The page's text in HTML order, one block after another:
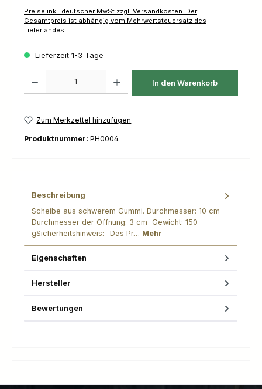
Preise inkl. deutscher MwSt zzgl. Versandkosten. Der
Gesamtpreis ist abhängig vom Mehrwertsteuersatz des
Lieferlandes.
Lieferzeit 1-3 Tage
In den Warenkorb
Zum Merkzettel hinzufügen
Produktnummer: PH0004
Beschreibung
Scheibe aus schwerem Gummi. Durchmesser: 10 cm
Durchmesser der Öffnung: 3 cm Gewicht: 150
gSicherheitshinweis:- Das Pr… Mehr
Eigenschaften
Hersteller
Bewertungen